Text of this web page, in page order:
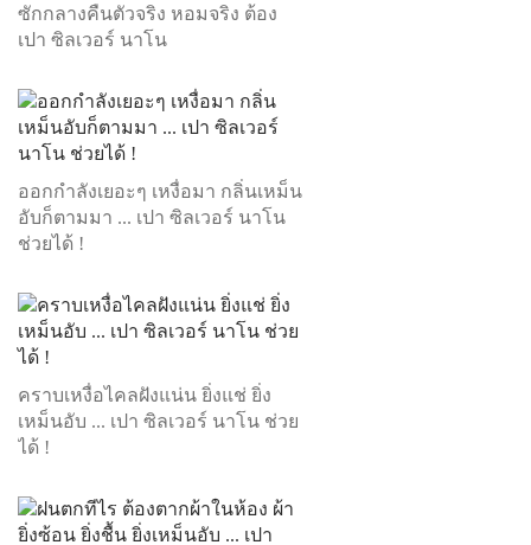
ซักกลางคืนตัวจริง หอมจริง ต้อง
เปา ซิลเวอร์ นาโน
ออกกำลังเยอะๆ เหงื่อมา กลิ่นเหม็น
อับก็ตามมา ... เปา ซิลเวอร์ นาโน
ช่วยได้ !
คราบเหงื่อไคลฝังแน่น ยิ่งแช่ ยิ่ง
เหม็นอับ ... เปา ซิลเวอร์ นาโน ช่วย
ได้ !